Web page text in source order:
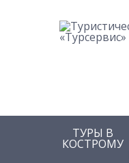
ТУРЫ В
КОСТРОМУ